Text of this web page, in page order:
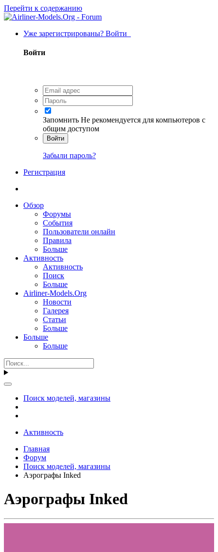
Перейти к содержанию
Уже зарегистрированы? Войти
Войти
Запомнить Не рекомендуется для компьютеров с
общим доступом
Войти
Забыли пароль?
Регистрация
Обзор
Форумы
События
Пользователи онлайн
Правила
Больше
Активность
Активность
Поиск
Больше
Airliner-Models.Org
Новости
Галерея
Статьи
Больше
Больше
Больше
Поиск моделей, магазины
Активность
Главная
Форум
Поиск моделей, магазины
Аэрографы Inked
Аэрографы Inked